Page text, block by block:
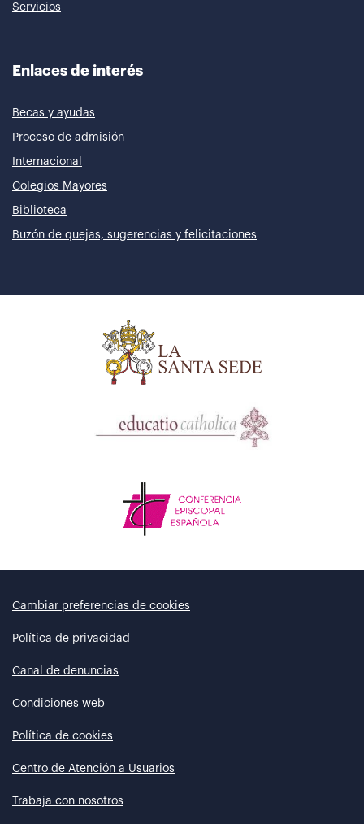
Servicios
Enlaces de interés
Becas y ayudas
Proceso de admisión
Internacional
Colegios Mayores
Biblioteca
Buzón de quejas, sugerencias y felicitaciones
Cambiar preferencias de cookies
Política de privacidad
Canal de denuncias
Condiciones web
Política de cookies
Centro de Atención a Usuarios
Trabaja con nosotros